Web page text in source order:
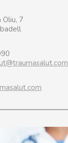
Oliu, 7